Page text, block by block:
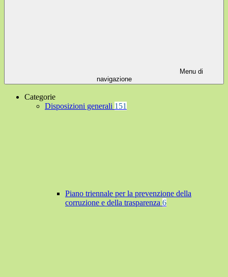
Menu di
navigazione
Categorie
Disposizioni generali 151
Piano triennale per la prevenzione della
corruzione e della trasparenza 6